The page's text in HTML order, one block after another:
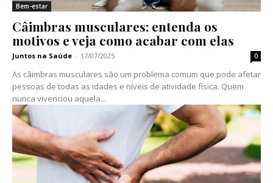
Bem-estar
Câimbras musculares: entenda os
motivos e veja como acabar com elas
Juntos na Saúde - 17/07/2025 0
As câimbras musculares são um problema comum que pode afetar
pessoas de todas as idades e níveis de atividade física. Quem
nunca vivenciou aquela...